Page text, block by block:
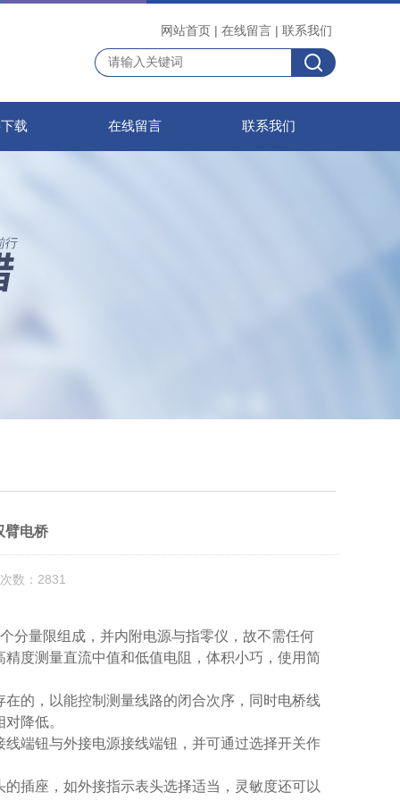
网站首页 | 在线留言 | 联系我们
载 在线留言 联系我们
臂电桥
数：2831
分量限组成，并内附电源与指零仪，故不需任何
度测量直流中值和低值电阻，体积小巧，使用简
的，以能控制测量线路的闭合次序，同时电桥线
降低。
端钮与外接电源接线端钮，并可通过选择开关作
插座，如外接指示表头选择适当，灵敏度还可以